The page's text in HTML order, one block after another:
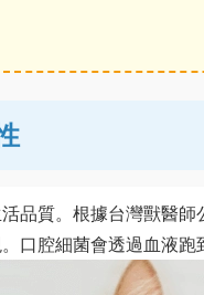
品質。根據台灣獸醫
口腔細菌會透過血液跑